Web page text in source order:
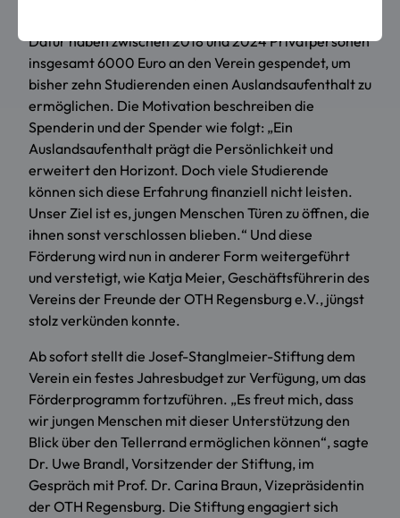
Dafür haben zwischen 2018 und 2024 Privatpersonen
insgesamt 6000 Euro an den Verein gespendet, um
bisher zehn Studierenden einen Auslandsaufenthalt zu
ermöglichen. Die Motivation beschreiben die
Spenderin und der Spender wie folgt: „Ein
Auslandsaufenthalt prägt die Persönlichkeit und
erweitert den Horizont. Doch viele Studierende
können sich diese Erfahrung finanziell nicht leisten.
Unser Ziel ist es, jungen Menschen Türen zu öffnen, die
ihnen sonst verschlossen blieben.“ Und diese
Förderung wird nun in anderer Form weitergeführt
und verstetigt, wie Katja Meier, Geschäftsführerin des
Vereins der Freunde der OTH Regensburg e.V., jüngst
stolz verkünden konnte.
Ab sofort stellt die Josef-Stanglmeier-Stiftung dem
Verein ein festes Jahresbudget zur Verfügung, um das
Förderprogramm fortzuführen. „Es freut mich, dass
wir jungen Menschen mit dieser Unterstützung den
Blick über den Tellerrand ermöglichen können“, sagte
Dr. Uwe Brandl, Vorsitzender der Stiftung, im
Gespräch mit Prof. Dr. Carina Braun, Vizepräsidentin
der OTH Regensburg. Die Stiftung engagiert sich